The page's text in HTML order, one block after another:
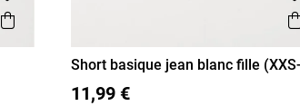
Ajouter aux favoris
Aperçu rapide
XXS/12A XS/14A S/16A
Short basique jean blanc fille
11,99 €